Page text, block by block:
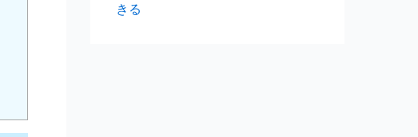
きる